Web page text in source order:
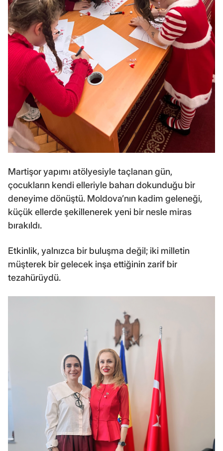
Martişor yapımı atölyesiyle taçlanan gün,
çocukların kendi elleriyle baharı dokunduğu bir
deneyime dönüştü. Moldova’nın kadim geleneği,
küçük ellerde şekillenerek yeni bir nesle miras
bırakıldı.
Etkinlik, yalnızca bir buluşma değil; iki milletin
müşterek bir gelecek inşa ettiğinin zarif bir
tezahürüydü.